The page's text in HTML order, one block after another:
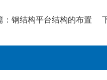
钢结构平台结构的布置